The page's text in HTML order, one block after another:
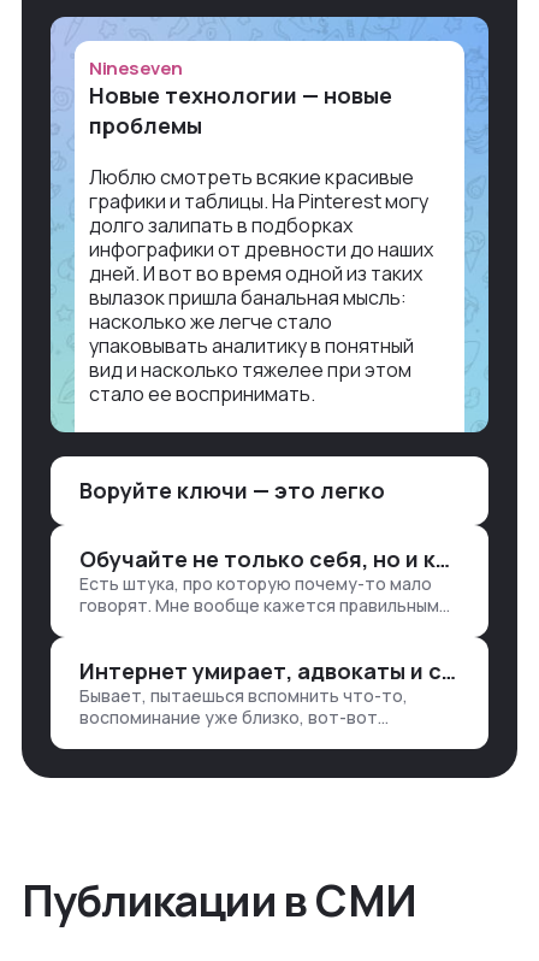
Nineseven
Новые технологии — новые
проблемы
Люблю смотреть всякие красивые
графики и таблицы. На Pinterest могу
долго залипать в подборках
инфографики от древности до наших
дней. И вот во время одной из таких
вылазок пришла банальная мысль:
насколько же легче стало
упаковывать аналитику в понятный
вид и насколько тяжелее при этом
стало ее воспринимать.
аналитикой лет 15 назад, нужно было:
продажи, заявки, прогресс по проекту
— все ручками
Воруйте ключи — это легко
Обучайте не только себя, но и клиентов
Есть штука, про которую почему-то мало
говорят. Мне вообще кажется правильным
хватаешь у клиента: е…
Интернет умирает, адвокаты и судьи в растерянности, а я хочу песню
Бывает, пытаешься вспомнить что-то,
воспоминание уже близко, вот-вот
неделями, если сильно не повезе…
Публикации в СМИ